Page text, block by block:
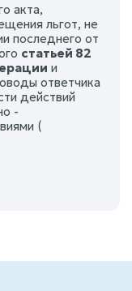
акта,
льгот, не
последнего от
статьей 82
и
ответчика
действий
-
(